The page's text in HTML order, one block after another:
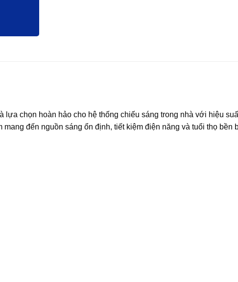
lựa chọn hoàn hảo cho hệ thống chiếu sáng trong nhà với hiệu
đến nguồn sáng ổn định, tiết kiệm điện năng và tuổi thọ bền